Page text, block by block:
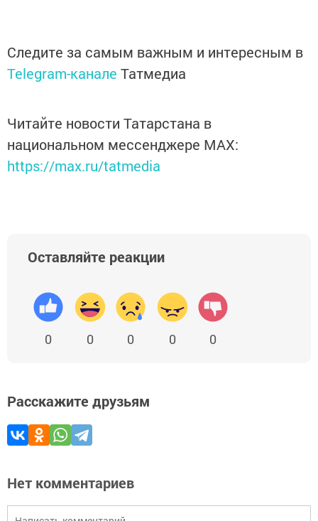
Следите за самым важным и интересным в
Telegram-канале Татмедиа
Читайте новости Татарстана в
национальном мессенджере MАХ:
https://max.ru/tatmedia
Оставляйте реакции
0 0 0 0 0
Расскажите друзьям
Нет комментариев